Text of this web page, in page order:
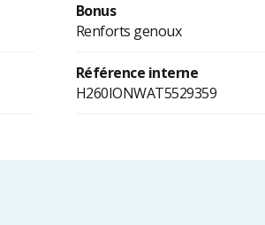
Bonus
Renforts genoux
Référence interne
H260IONWAT5529359